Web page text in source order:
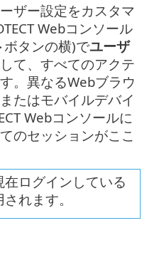
ザー設定をカスタマ
Webコンソール
ボタンの横)でユーザ
て、すべてのアクテ
。異なるWebブラウ
たはモバイルデバイ
Webコンソールに
のセッションがここ
ログインしている
れます。